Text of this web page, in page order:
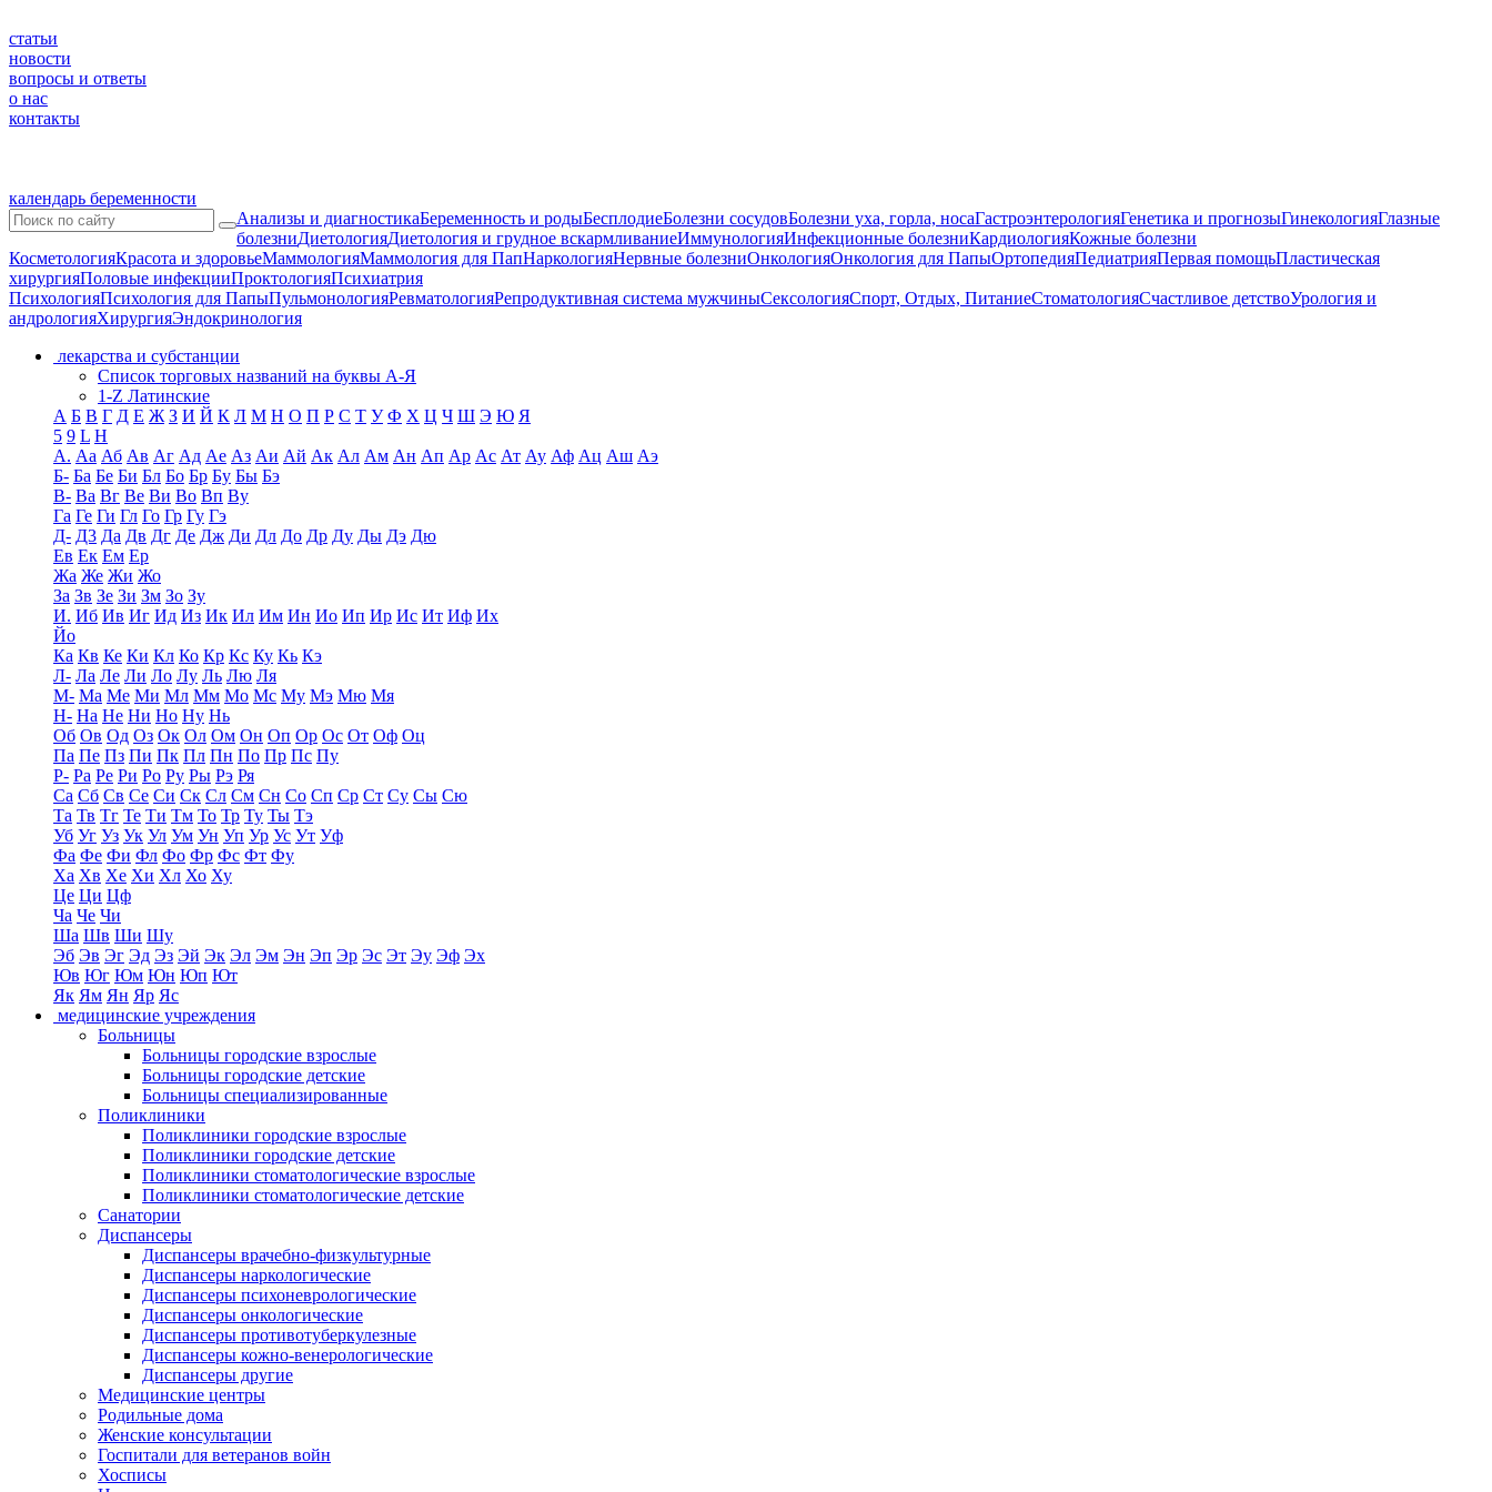
статьи
новости
вопросы и ответы
о нас
контакты
календарь беременности
Анализы и диагностикаБеременность и родыБесплодиеБолезни сосудовБолезни уха, горла, носаГастроэнтерологияГенетика и прогнозыГинекологияГлазные
болезниДиетологияДиетология и грудное вскармливаниеИммунологияИнфекционные болезниКардиологияКожные болезни
КосметологияКрасота и здоровьеМаммологияМаммология для ПапНаркологияНервные болезниОнкологияОнкология для ПапыОртопедияПедиатрияПервая помощьПластическая
хирургияПоловые инфекцииПроктологияПсихиатрия
ПсихологияПсихология для ПапыПульмонологияРевматологияРепродуктивная система мужчиныСексологияСпорт, Отдых, ПитаниеСтоматологияСчастливое детствоУрология и
андрологияХирургияЭндокринология
лекарства и субстанции
Список торговых названий на буквы А-Я
1-Z Латинские
А Б В Г Д Е Ж З И Й К Л М Н О П Р С Т У Ф Х Ц Ч Ш Э Ю Я
5 9 L H
А. Аа Аб Ав Аг Ад Ае Аз Аи Ай Ак Ал Ам Ан Ап Ар Ас Ат Ау Аф Ац Аш Аэ
Б- Ба Бе Би Бл Бо Бр Бу Бы Бэ
В- Ва Вг Ве Ви Во Вп Ву
Га Ге Ги Гл Го Гр Гу Гэ
Д- Д3 Да Дв Дг Де Дж Ди Дл До Др Ду Ды Дэ Дю
Ев Ек Ем Ер
Жа Же Жи Жо
За Зв Зе Зи Зм Зо Зу
И. Иб Ив Иг Ид Из Ик Ил Им Ин Ио Ип Ир Ис Ит Иф Их
Йо
Ка Кв Ке Ки Кл Ко Кр Кс Ку Кь Кэ
Л- Ла Ле Ли Ло Лу Ль Лю Ля
М- Ма Ме Ми Мл Мм Мо Мс Му Мэ Мю Мя
Н- На Не Ни Но Ну Нь
Об Ов Од Оз Ок Ол Ом Он Оп Ор Ос От Оф Оц
Па Пе Пз Пи Пк Пл Пн По Пр Пс Пу
Р- Ра Ре Ри Ро Ру Ры Рэ Ря
Са Сб Св Се Си Ск Сл См Сн Со Сп Ср Ст Су Сы Сю
Та Тв Тг Те Ти Тм То Тр Ту Ты Тэ
Уб Уг Уз Ук Ул Ум Ун Уп Ур Ус Ут Уф
Фа Фе Фи Фл Фо Фр Фс Фт Фу
Ха Хв Хе Хи Хл Хо Ху
Це Ци Цф
Ча Че Чи
Ша Шв Ши Шу
Эб Эв Эг Эд Эз Эй Эк Эл Эм Эн Эп Эр Эс Эт Эу Эф Эх
Юв Юг Юм Юн Юп Ют
Як Ям Ян Яр Яс
медицинские учреждения
Больницы
Больницы городские взрослые
Больницы городские детские
Больницы специализированные
Поликлиники
Поликлиники городские взрослые
Поликлиники городские детские
Поликлиники стоматологические взрослые
Поликлиники стоматологические детские
Санатории
Диспансеры
Диспансеры врачебно-физкультурные
Диспансеры наркологические
Диспансеры психоневрологические
Диспансеры онкологические
Диспансеры противотуберкулезные
Диспансеры кожно-венерологические
Диспансеры другие
Медицинские центры
Родильные дома
Женские консультации
Госпитали для ветеранов войн
Хосписы